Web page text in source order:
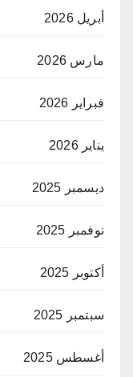
أبريل 2026
مارس 2026
فبراير 2026
يناير 2026
ديسمبر 2025
نوفمبر 2025
أكتوبر 2025
سبتمبر 2025
أغسطس 2025